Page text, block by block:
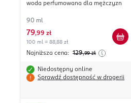
BENETTON We Are Tribe Elixir
woda perfumowana dla mężczyzn
90 ml
79,99 zł
100 ml = 88,88 zł
Najniższa cena: 129,99 zł
Niedostępny online
Sprawdź dostępność w drogerii